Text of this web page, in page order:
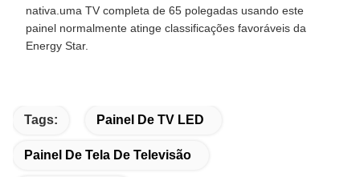
nativa.uma TV completa de 65 polegadas usando este
painel normalmente atinge classificações favoráveis da
Energy Star.
Tags: Painel De TV LED
Painel De Tela De Televisão